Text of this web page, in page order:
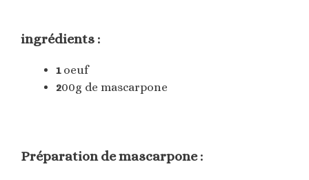
ingrédients :
1oeuf
200g de mascarpone
Préparation demascarpone :